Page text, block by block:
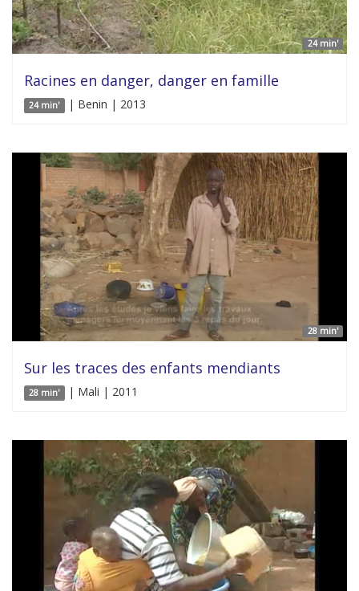
24 min'
Racines en danger, danger en famille
24 min' | Benin | 2013
28 min'
Sur les traces des enfants mendiants
28 min' | Mali | 2011